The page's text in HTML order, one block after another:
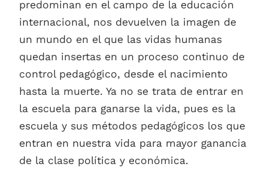
predominan en el campo de la educación
internacional, nos devuelven la imagen de
un mundo en el que las vidas humanas
quedan insertas en un proceso continuo de
control pedagógico, desde el nacimiento
hasta la muerte. Ya no se trata de entrar en
la escuela para ganarse la vida, pues es la
escuela y sus métodos pedagógicos los que
entran en nuestra vida para mayor ganancia
de la clase política y económica.